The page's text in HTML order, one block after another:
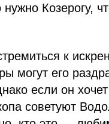
Козерогу,
к
могут его
если он хочет
советуют